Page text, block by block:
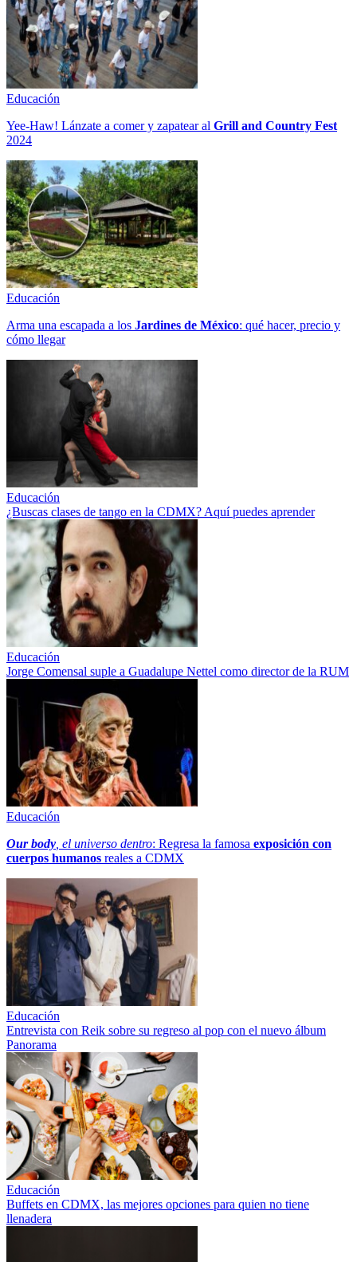
Educación
Yee-Haw! Lánzate a comer y zapatear al Grill and Country Fest
2024
Educación
Arma una escapada a los Jardines de México: qué hacer, precio y
cómo llegar
Educación
¿Buscas clases de tango en la CDMX? Aquí puedes aprender
Educación
Jorge Comensal suple a Guadalupe Nettel como director de la RUM
Educación
Our body , el universo dentro: Regresa la famosa exposición con
cuerpos humanos reales a CDMX
Educación
Entrevista con Reik sobre su regreso al pop con el nuevo álbum
Panorama
Educación
Buffets en CDMX, las mejores opciones para quien no tiene
llenadera